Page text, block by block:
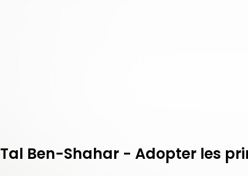
Tal Ben-Shahar - Adopter les